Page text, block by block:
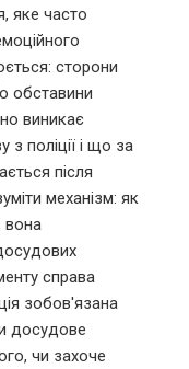
яке часто
сторони
обставини
виникає
поліції і що за
після
механізм: як
вона
справа
зобов'язана
досудове
чи захоче